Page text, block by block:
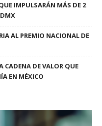
IMPULSARÁN MÁS DE 2
AL PREMIO NACIONAL DE
CADENA DE VALOR QUE
EN MÉXICO